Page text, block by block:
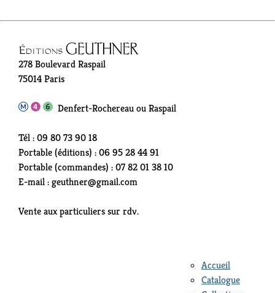
278 Boulevard Raspail
75014 Paris
Denfert-Rochereau ou Raspail
Tél : 09 80 73 90 18
Portable (éditions) : 06 95 28 44 91
Portable (commandes) : 07 82 01 38 10
E-mail : geuthner@gmail.com
Vente aux particuliers sur rdv.
Accueil
Catalogue